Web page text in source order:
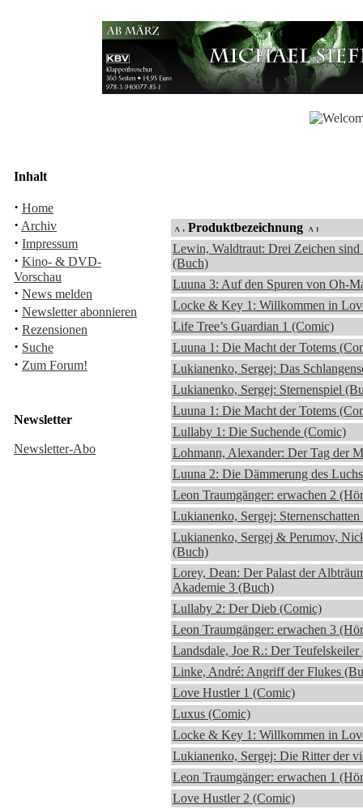
Inhalt
· Home
· Archiv
· Impressum
· Kino- & DVD-
Vorschau
· News melden
· Newsletter abonnieren
· Rezensionen
· Suche
· Zum Forum!
Newsletter
Newsletter-Abo
Produktbezeichnung
Lewin, Waldtraut: Drei Zeichen sind
(Buch)
Luuna 3: Auf den Spuren von Oh-
Locke & Key 1: Willkommen in
Life Tree’s Guardian 1 (Comic)
Luuna 1: Die Macht der Totems
Lukianenko, Sergej: Das
Lukianenko, Sergej: Sternenspiel
Luuna 1: Die Macht der Totems
Lullaby 1: Die Suchende (Comic)
Lohmann, Alexander: Der Tag der
Luuna 2: Die Dämmerung des
Leon Traumgänger: erwachen 2
Lukianenko, Sergej:
Lukianenko, Sergej & Perumov,
(Buch)
Lorey, Dean: Der Palast der
Akademie 3 (Buch)
Lullaby 2: Der Dieb (Comic)
Leon Traumgänger: erwachen 3
Landsdale, Joe R.: Der
Linke, André: Angriff der Flukes
Love Hustler 1 (Comic)
Luxus (Comic)
Locke & Key 1: Willkommen in
Lukianenko, Sergej: Die Ritter der
Leon Traumgänger: erwachen 1
Love Hustler 2 (Comic)